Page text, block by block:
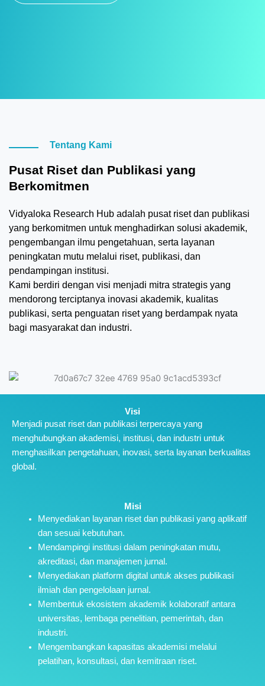
Tentang Kami
Pusat Riset dan Publikasi yang
Berkomitmen
Vidyaloka Research Hub adalah pusat riset dan publikasi
yang berkomitmen untuk menghadirkan solusi akademik,
pengembangan ilmu pengetahuan, serta layanan
peningkatan mutu melalui riset, publikasi, dan
pendampingan institusi.
Kami berdiri dengan visi menjadi mitra strategis yang
mendorong terciptanya inovasi akademik, kualitas
publikasi, serta penguatan riset yang berdampak nyata
bagi masyarakat dan industri.
Visi
Menjadi pusat riset dan publikasi terpercaya yang
menghubungkan akademisi, institusi, dan industri untuk
menghasilkan pengetahuan, inovasi, serta layanan berkualitas
global.
Misi
Menyediakan layanan riset dan publikasi yang aplikatif
dan sesuai kebutuhan.
Mendampingi institusi dalam peningkatan mutu,
akreditasi, dan manajemen jurnal.
Menyediakan platform digital untuk akses publikasi
ilmiah dan pengelolaan jurnal.
Membentuk ekosistem akademik kolaboratif antara
universitas, lembaga penelitian, pemerintah, dan
industri.
Mengembangkan kapasitas akademisi melalui
pelatihan, konsultasi, dan kemitraan riset.